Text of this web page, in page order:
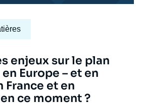
enjeux sur le plan
Europe – et en
et en
ce moment ?